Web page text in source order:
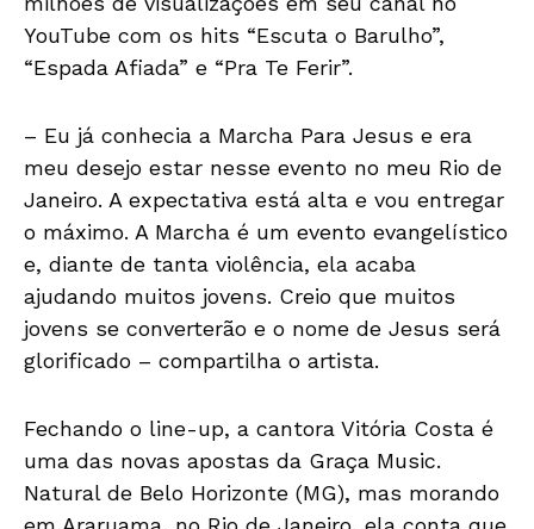
YouTube com os hits “Escuta o Barulho”,
“Espada Afiada” e “Pra Te Ferir”.
– Eu já conhecia a Marcha Para Jesus e era
meu desejo estar nesse evento no meu Rio de
Janeiro. A expectativa está alta e vou entregar
o máximo. A Marcha é um evento evangelístico
e, diante de tanta violência, ela acaba
ajudando muitos jovens. Creio que muitos
jovens se converterão e o nome de Jesus será
glorificado – compartilha o artista.
Fechando o line-up, a cantora Vitória Costa é
uma das novas apostas da Graça Music.
Natural de Belo Horizonte (MG), mas morando